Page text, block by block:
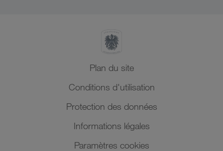
Plan du site
Conditions d'utilisation
Protection des données
Informations légales
Paramètres cookies